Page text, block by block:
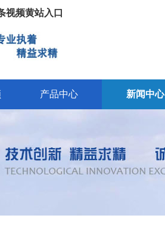
视频黄站入口
产品中心 新闻中心